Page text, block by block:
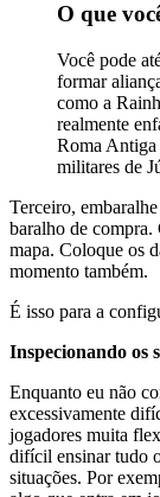
O que
Você pode
formar
como a
realmente
Roma Antiga
militares de
Terceiro,
baralho de
mapa. Coloque os
momento também.
É isso para a
Inspecionando os
Enquanto eu não
excessivamente
jogadores muita
difícil ensinar tudo
situações. Por